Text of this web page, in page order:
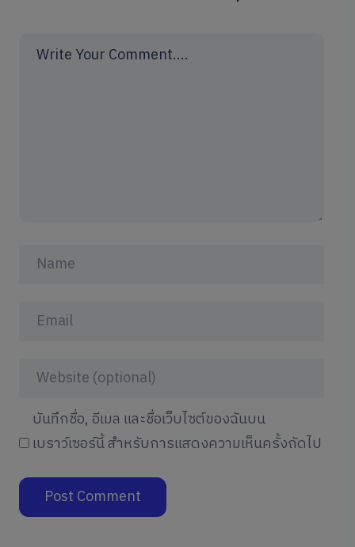
บันทึกชื่อ, อีเมล และชื่อเว็บไซต์ของฉันบน
เบราว์เซอร์นี้ สำหรับการแสดงความเห็นครั้งถัดไป